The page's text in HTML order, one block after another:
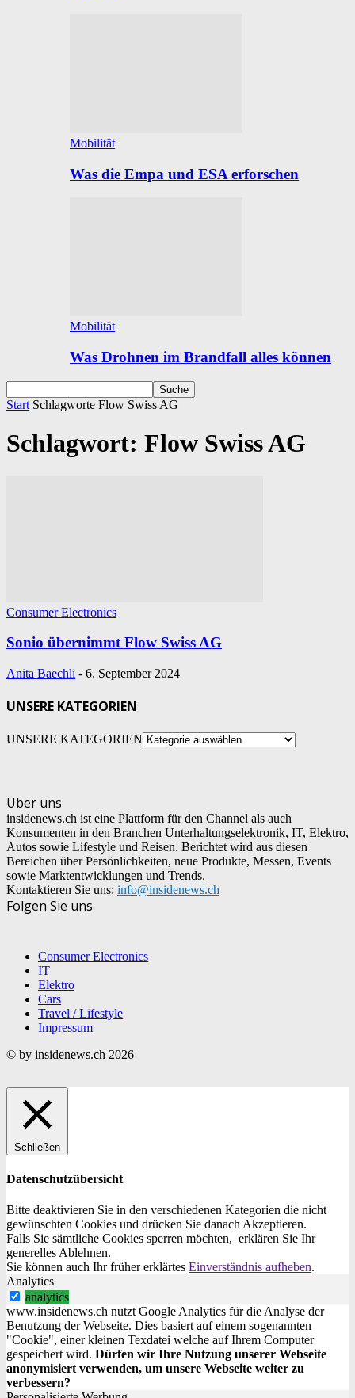
Mobilität
Was die Empa und ESA erforschen
Mobilität
Was Drohnen im Brandfall alles können
Start Schlagworte Flow Swiss AG
Schlagwort: Flow Swiss AG
Consumer Electronics
Sonio übernimmt Flow Swiss AG
Anita Baechli - 6. September 2024
UNSERE KATEGORIEN
UNSERE KATEGORIEN
Über uns
insidenews.ch ist eine Plattform für den Channel als auch
Konsumenten in den Branchen Unterhaltungselektronik, IT, Elektro,
Autos sowie Lifestyle und Reisen. Berichtet wird aus diesen
Bereichen über Persönlichkeiten, neue Produkte, Messen, Events
sowie Marktentwicklungen und Trends.
Kontaktieren Sie uns: info@insidenews.ch
Folgen Sie uns
Consumer Electronics
IT
Elektro
Cars
Travel / Lifestyle
Impressum
© by insidenews.ch 2026
Schließen
Datenschutzübersicht
Bitte deaktivieren Sie in den verschiedenen Kategorien die nicht
gewünschten Cookies und drücken Sie danach Akzeptieren.
Falls Sie sämtliche Cookies sperren möchten, erklären Sie Ihr
generelles Ablehnen.
Sie können auch Ihr früher erklärtes Einverständnis aufheben.
Analytics
analytics
www.insidenews.ch nutzt Google Analytics für die Analyse der
Benutzung der Webseite. Dies basiert auf einem sogenannten
"Cookie", einer kleinen Texdatei welche auf Ihrem Computer
gespeichert wird. Dürfen wir Ihre Nutzung unserer Webseite
anonymisiert verwenden, um unsere Webseite weiter zu
verbessern?